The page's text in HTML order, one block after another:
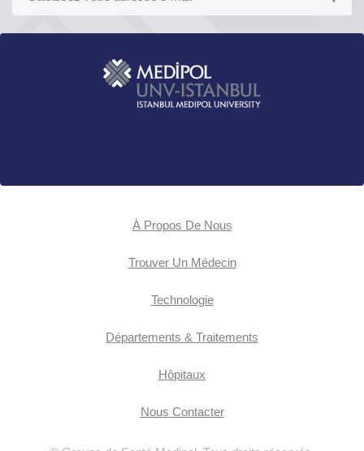
À Propos De Nous
Trouver Un Médecin
Technologie
Départements & Traitements
Hôpitaux
Nous Contacter